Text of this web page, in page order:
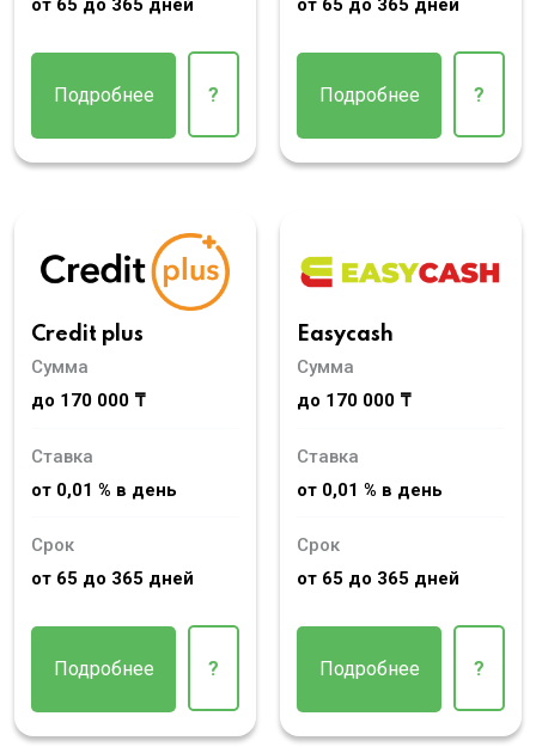
от 65 до 365 дней
Подробнее ?
от 65 до 365 дней
Подробнее ?
Credit plus
Сумма
до 170 000 ₸
Ставка
от 0,01 % в день
Срок
от 65 до 365 дней
Подробнее ?
Easycash
Сумма
до 170 000 ₸
Ставка
от 0,01 % в день
Срок
от 65 до 365 дней
Подробнее ?